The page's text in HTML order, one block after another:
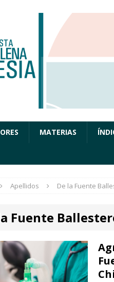
MATERIAS
Apellidos De la Fuente
Fuente